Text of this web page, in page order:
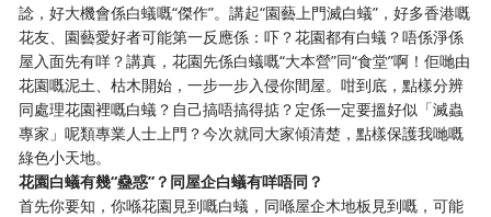
諗，好大機會係白蟻嘅“傑作”。講起“園藝上門滅白蟻”，好多香港嘅
花友、園藝愛好者可能第一反應係：吓？花園都有白蟻？唔係淨係
屋入面先有咩？講真，花園先係白蟻嘅“大本營”同“食堂”啊！佢哋由
花園嘅泥土、枯木開始，一步一步入侵你間屋。咁到底，點樣分辨
同處理花園裡嘅白蟻？自己搞唔搞得掂？定係一定要搵好似「滅蟲
專家」呢類專業人士上門？今次就同大家傾清楚，點樣保護我哋嘅
綠色小天地。
花園白蟻有幾“蠱惑”？同屋企白蟻有咩唔同？
首先你要知，你喺花園見到嘅白蟻，同喺屋企木地板見到嘅，可能